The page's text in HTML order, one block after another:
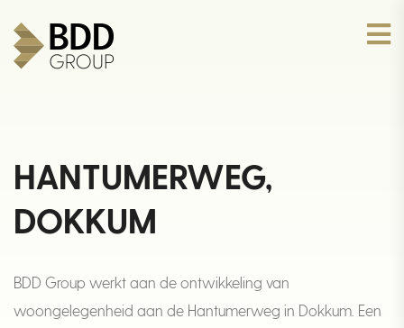
HANTUMERWEG,
DOKKUM
BDD Group werkt aan de ontwikkeling van
woongelegenheid aan de Hantumerweg in Dokkum. Een